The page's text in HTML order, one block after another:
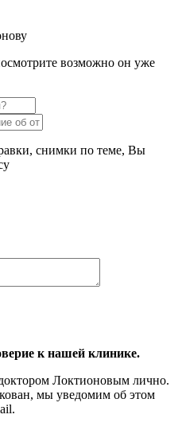
возможно он уже
снимки по теме, Вы
к нашей клинике.
Локтионовым лично.
мы уведомим об этом